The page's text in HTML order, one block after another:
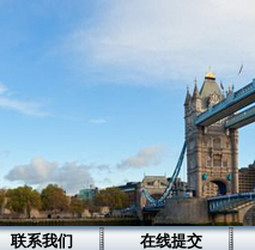
联系我们 在线提交